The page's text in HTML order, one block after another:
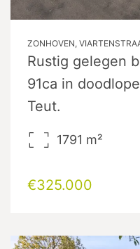
ZONHOVEN,
Rustig gelegen
91ca in
Teut.
1791 m²
€325.000